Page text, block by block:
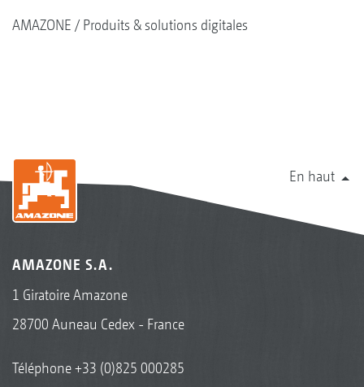
AMAZONE Produits & solutions digitales
En haut
AMAZONE S.A.
1 Giratoire Amazone
28700 Auneau Cedex - France
Téléphone+33 (0)825 000285